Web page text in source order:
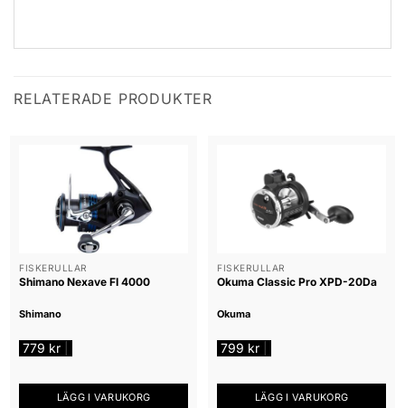
RELATERADE PRODUKTER
FISKERULLAR
Shimano Nexave FI 4000
Shimano
779 kr
LÄGG I VARUKORG
FISKERULLAR
Okuma Classic Pro XPD-20Da
Okuma
799 kr
LÄGG I VARUKORG